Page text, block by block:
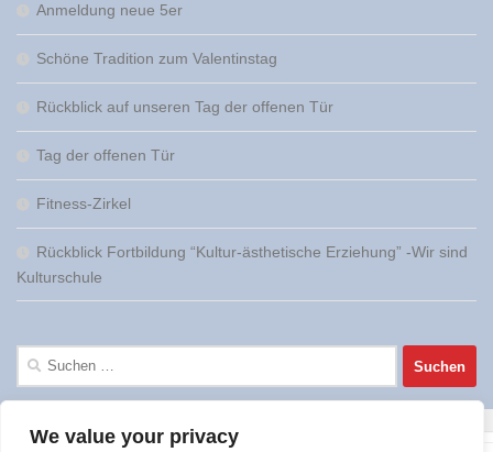
We value your privacy
Anmeldung neue 5er
Schöne Tradition zum Valentinstag
Rückblick auf unseren Tag der offenen Tür
Tag der offenen Tür
Fitness-Zirkel
Rückblick Fortbildung “Kultur-ästhetische Erziehung” -Wir sind
Kulturschule
Suchen